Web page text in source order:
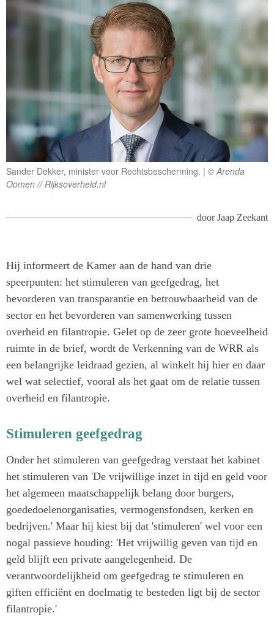
Sander Dekker, minister voor Rechtsbescherming.
© Arenda
Oomen // Rijksoverheid.nl
doorJaap Zeekant
Hij informeert de Kamer aan de hand van drie
speerpunten: het stimuleren van geefgedrag, het
bevorderen van transparantie en betrouwbaarheid van de
sector en het bevorderen van samenwerking tussen
overheid en filantropie. Gelet op de zeer grote hoeveelheid
ruimte in de brief, wordt de Verkenning van de WRR als
een belangrijke leidraad gezien, al winkelt hij hier en daar
wel wat selectief, vooral als het gaat om de relatie tussen
overheid en filantropie.
Stimuleren geefgedrag
Onder het stimuleren van geefgedrag verstaat het kabinet
het stimuleren van 'De vrijwillige inzet in tijd en geld voor
het algemeen maatschappelijk belang door burgers,
goededoelenorganisaties, vermogensfondsen, kerken en
bedrijven.' Maar hij kiest bij dat 'stimuleren' wel voor een
nogal passieve houding: 'Het vrijwillig geven van tijd en
geld blijft een private aangelegenheid. De
verantwoordelijkheid om geefgedrag te stimuleren en
giften efficiënt en doelmatig te besteden ligt bij de sector
filantropie.'